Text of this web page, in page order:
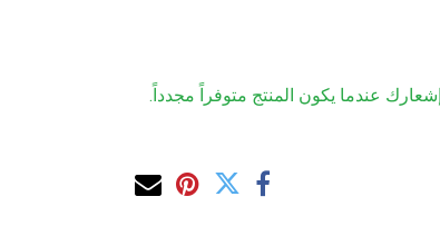
عندما يكون المنتج متوفراً مجدداً.